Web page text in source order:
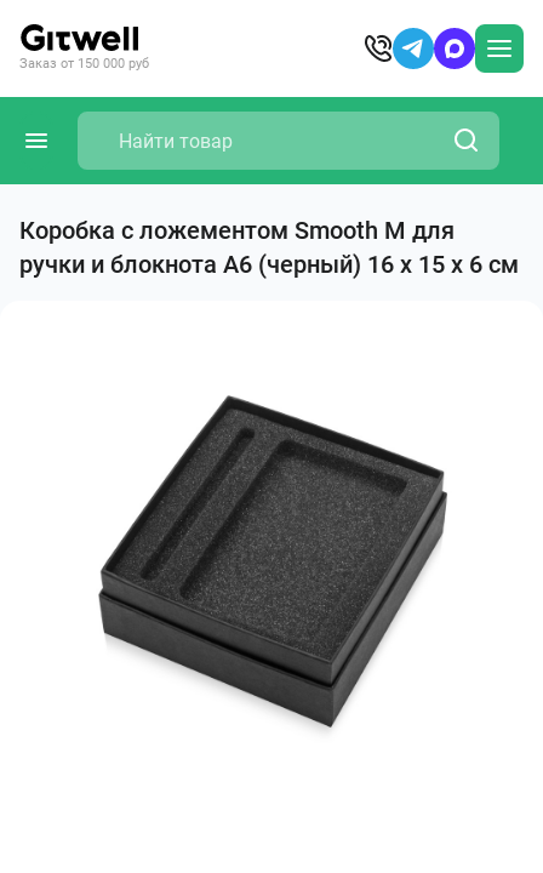
Заказ от 150 000 руб
Коробка с ложементом Smooth M для
ручки и блокнота А6 (черный) 16 х 15 х 6 см